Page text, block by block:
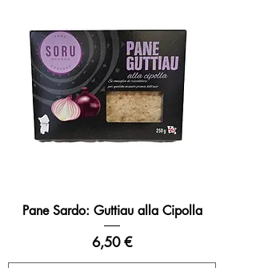
Pane Sardo: Guttiau alla Cipolla
Prezzo
6,50 €